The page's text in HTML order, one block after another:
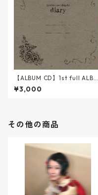
【ALBUM CD】1st full ALBU
M『diary』
¥3,000
その他の商品